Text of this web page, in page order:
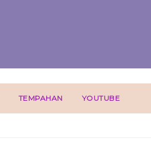
TEMPAHAN YOUTUBE